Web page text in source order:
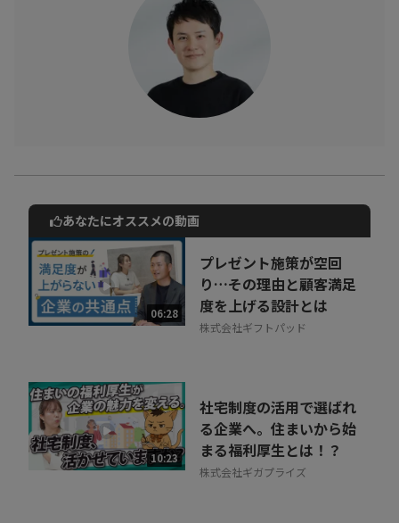
今回のビジネスゲストは、広告業界に精通する土井 健氏。
テレビCMやデジタル広告とも異なるモビリティ広告ならではの強
さらには今後の進化の可能性まで、最新事例を交えてわかりやす
動画でご紹介しているサービスについて
お気軽にご相談・ご質問いただけます！
30秒でお申し込み可能
相談を希望する 無料
あなたにオススメの動画
06:28
プレゼント施策が空回
り…その理由と顧客満足
度を上げる設計とは
株式会社ギフトパッド
10:23
社宅制度の活用で選ばれ
る企業へ。住まいから始
まる福利厚生とは！？
株式会社ギガプライズ